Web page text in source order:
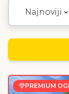
Najnoviji
PREMIUM